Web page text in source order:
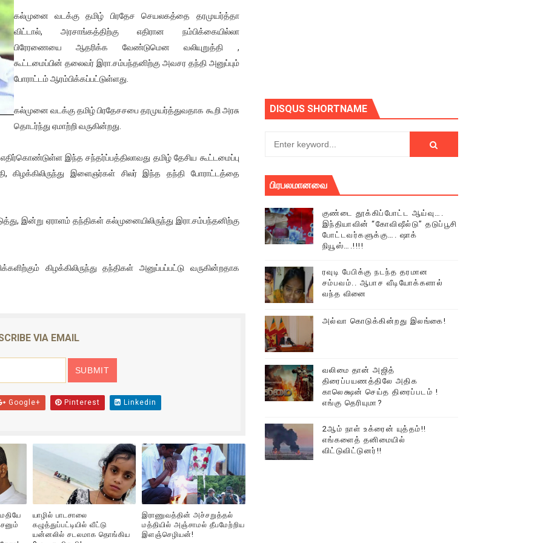
கண்டனப் போராட்டத்திற்கு கலந்துகொள்ளுமாறு அன்புரிமையோடு அழைக்கின்றோம்.
மாணவர்கள் தொடர்பில் நாடாளுமன்றத்தில் பகிரங்க கேள்வி
இலங்கைத் தமிழ் குடும்பம்!! நடந்தது என்ன
இலங்கை பாடலாசிரியர் வெளியிட்ட...
- கொதித்தெழுந்த பிரதேசவாசிகள்!
கூடிய இடங்கள்...
செய்த முதியவருக்கு வழங்கப்பட்ட தண்டனை
அதிரடி உத்தரவு!
தமிழின அழிப்பிற்கு நீதி கேட்டு நடைபெற்ற கவனயீர்ப்புப் போராட்டத்தில் திரண்ட தமிழ்மக்கள்!!
சபை கூட்டத்தில் இன்று உரை
அதிக காலெக்ஷன் செய்த திரைப்படம் ! எங்கு தெரியுமா?
கல்முனை வடக்கு தமிழ் பிரதேச செயலகத்தை தரமுயர்த்தா
விட்டால், அரசாங்கத்திற்கு எதிரான நம்பிக்கையில்லா
பிரேரணையை ஆதரிக்க வேண்டுமென வலியுறுத்தி ,
கூட்டமைப்பின் தலைவர் இரா.சம்பந்தனிற்கு அவசர தந்தி அனுப்பும்
போராட்டம் ஆரம்பிக்கப்பட்டுள்ளது.
கல்முனை வடக்கு தமிழ் பிரதேசசபை தரமுயர்த்துவதாக கூறி அரசு
தொடர்ந்து ஏமாற்றி வருகின்றது.
இந்த சந்தர்ப்பத்திலாவது தமிழ் தேசிய கூட்டமைப்பு
கிழக்கிலிருந்து இளைஞர்கள் சிலர் இந்த தந்தி போராட்டத்தை
இன்று ஏராளம் தந்திகள் கல்முனையிலிருந்து இரா.சம்பந்தனிற்கு
கிழக்கிலிருந்து தந்திகள் அனுப்பப்பட்டு வருகின்றதாக
VIA EMAIL
Google+ Pinterest Linkedin
யாழில் பாடசாலை
கழுத்துப்பட்டியில் வீட்டு
யன்னலில் சடலமாக தொங்கிய
இராணுவத்தின் அச்சறுத்தல்
மத்தியில் அஞ்சாமல் தீபமேற்றிய
இளஞ்செழியன்!
DISQUS SHORTNAME
பிரபலமானவை
குண்டை தூக்கிப்போட்ட ஆய்வு….
இந்தியாவின் “கோவிஷீல்டு” தடுப்பூசி
போட்டவர்களுக்கு…. ஷாக்
நியூஸ்….!!!!
ரவுடி பேபிக்கு நடந்த தரமான
சம்பவம்.. ஆபாச வீடியோக்களால்
வந்த வினை
அல்வா கொடுக்கின்றது இலங்கை!
வலிமை தான் அஜித்
திரைப்பயணத்திலே அதிக
காலெக்ஷன் செய்த திரைப்படம் !
எங்கு தெரியுமா?
2ஆம் நாள் உக்ரைன் யுத்தம்!!
எங்களைத் தனிமையில்
விட்டுவிட்டுனர்!!